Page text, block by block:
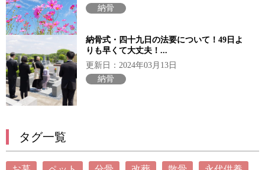
納骨
納骨式・四十九日の法要について！49日よ
りも早くて大丈夫！...
更新日：2024年03月13日
納骨
タグ一覧